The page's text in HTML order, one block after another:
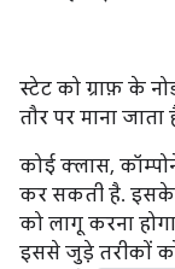
स्टेट को ग्राफ़ के
तौर पर माना जाता
कोई क्लास,
कर सकती है. इसके
को लागू करना
इससे जुड़े तरीकों